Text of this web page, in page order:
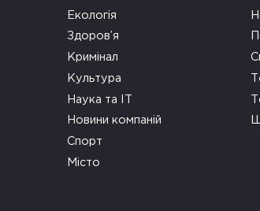
Екологія
Здоров’я
Кримінал
Культура
Наука та ІТ
Новини компаній
Спорт
Місто